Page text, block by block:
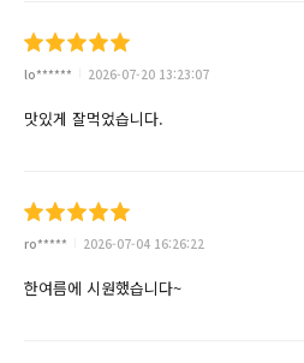
lo****** 2026-07-20 13:23:07
맛있게 잘먹었습니다.
ro***** 2026-07-04 16:26:22
한여름에 시원했습니다~